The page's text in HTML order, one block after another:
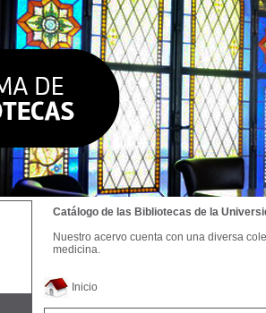
Inicio
Catálogo de las Bibliotecas de la
Nuestro acervo cuenta con una diversa
medicina.